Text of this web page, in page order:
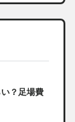
？足場費